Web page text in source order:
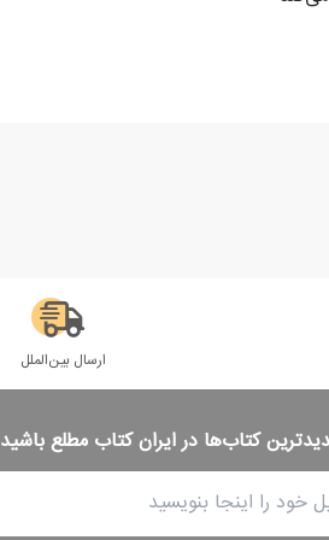
ارسال بین‌الملل
کتاب‌ها در ایران کتاب مطلع باشید